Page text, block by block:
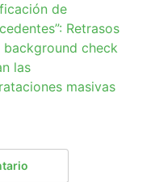
de
Retrasos
background check
las
masivas